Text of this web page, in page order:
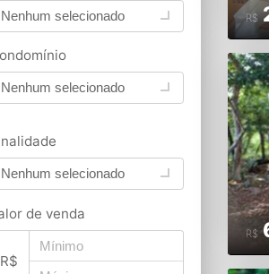
Nenhum selecionado
Nenhum selecionado
Nenhum selecionado
de venda
R$
R$
R$